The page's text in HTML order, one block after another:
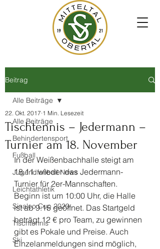
Beitrag
Alle Beiträge
Behindertensport
Fußball
Jugendfußball News
Leichtathletik
Sinalco Cup 2020
Tischtennis
Ski
Alle Beiträge
Tischtennis – Jedermann –
Turnier am 18. November
22. Okt. 2017 1 Min. Lesezeit
In der Weißenbachhalle steigt am
18.11. wieder das Jedermann-
Turnier für 2er-Mannschaften.
Beginn ist um 10:00 Uhr, die Halle
ist ab 9:15 geöffnet. Das Startgeld
beträgt 12 € pro Team, zu gewinnen
gibt es Pokale und Preise. Auch
Einzelanmeldungen sind möglich,